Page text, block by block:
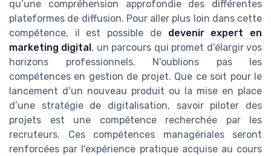
qu’une compréhension approfondie des différentes
plateformes de diffusion. Pour aller plus loin dans cette
compétence, il est possible de devenir expert en
marketing digital , un parcours qui promet d’élargir vos
horizons professionnels. N'oublions pas les
compétences en gestion de projet. Que ce soit pour le
lancement d’un nouveau produit ou la mise en place
d’une stratégie de digitalisation, savoir piloter des
projets est une compétence recherchée par les
recruteurs. Ces compétences managériales seront
renforcées par l'expérience pratique acquise au cours